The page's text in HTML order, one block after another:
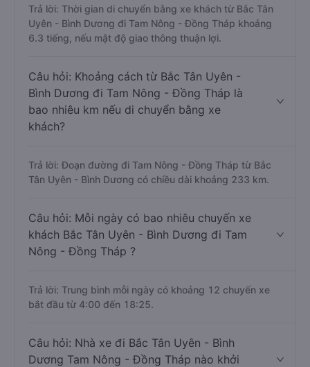
Trả lời: Thời gian di chuyển bằng xe khách từ Bắc Tân
Uyên - Bình Dương đi Tam Nông - Đồng Tháp khoảng
6.3 tiếng, nếu mật độ giao thông thuận lợi.
Câu hỏi: Khoảng cách từ Bắc Tân Uyên -
Bình Dương đi Tam Nông - Đồng Tháp là
bao nhiêu km nếu di chuyển bằng xe
khách?
Trả lời: Đoạn đường đi Tam Nông - Đồng Tháp từ Bắc
Tân Uyên - Bình Dương có chiều dài khoảng 233 km.
Câu hỏi: Mỗi ngày có bao nhiêu chuyến xe
khách Bắc Tân Uyên - Bình Dương đi Tam
Nông - Đồng Tháp ?
Trả lời: Trung bình mỗi ngày có khoảng 12 chuyến xe
bắt đầu từ 4:00 đến 18:25.
Câu hỏi: Nhà xe đi Bắc Tân Uyên - Bình
Dương Tam Nông - Đồng Tháp nào khởi